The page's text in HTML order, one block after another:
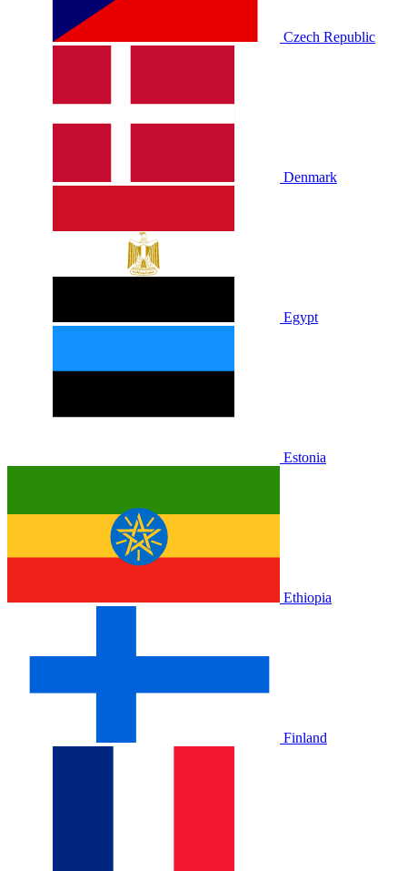
Czech Republic
Denmark
Egypt
Estonia
Ethiopia
Finland